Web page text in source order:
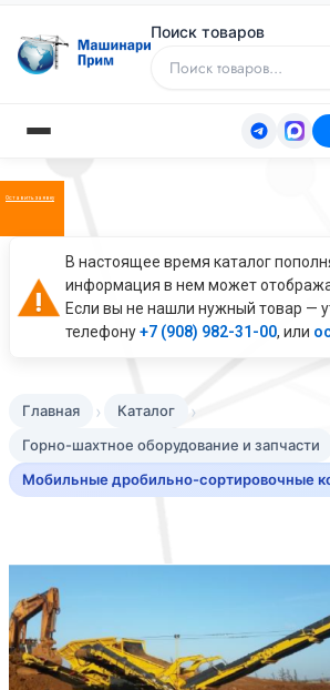
Поиск товаров
Оставить заявку
В настоящее время каталог
информация в нем может
Если вы не нашли нужный товар —
телефону+7 (908) 982-31-00, или
Главная › Каталог ›
Горно-шахтное оборудование и запчасти
Мобильные дробильно-сортировочные